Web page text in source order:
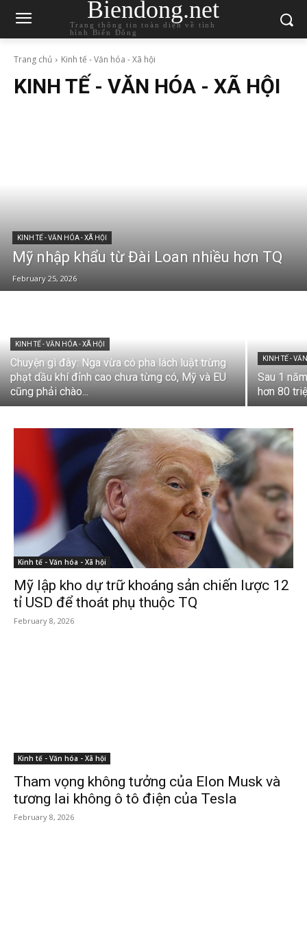
Biendong.net
Trang thông tin toàn diện về tình
hình Biển Đông
Trang chủ Kinh tế - Văn hóa - Xã hội
KINH TẾ - VĂN HÓA - XÃ HỘI
KINH TẾ - VĂN HÓA - XÃ HỘI
Mỹ nhập khẩu từ Đài Loan nhiều hơn TQ
February 25, 2026
KINH TẾ - VĂN HÓA - XÃ HỘI
Chuyện gì đây: Nga vừa có pha lách luật trừng
phạt dầu khí đỉnh cao chưa từng có, Mỹ và EU
cũng phải chào...
KINH TẾ -
Sau 1
hơn 80
Kinh tế - Văn hóa - Xã hội
Mỹ lập kho dự trữ khoáng sản chiến lược 12
tỉ USD để thoát phụ thuộc TQ
February 8, 2026
Kinh tế - Văn hóa - Xã hội
Tham vọng không tưởng của Elon Musk và
tương lai không ô tô điện của Tesla
February 8, 2026